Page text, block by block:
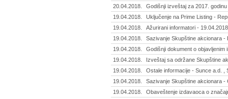
20.04.2018.
Godišnji izveštaj za 2017.
19.04.2018.
Uključenje na Prime Listing -
19.04.2018.
Ažurirani informatori - 19.04.2018
19.04.2018.
Sazivanje Skupštine akcionara
19.04.2018.
Godišnji dokument o
19.04.2018.
Izveštaj sa održane Skupštine
19.04.2018.
Ostale informacije - Sunce a.d. ,
19.04.2018.
Sazivanje Skupštine akcionara -
19.04.2018.
Obaveštenje izdavaoca o